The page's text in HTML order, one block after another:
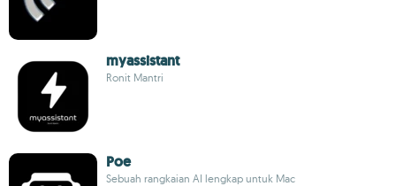
myassistant
Ronit Mantri
Poe
Sebuah rangkaian AI lengkap untuk Mac